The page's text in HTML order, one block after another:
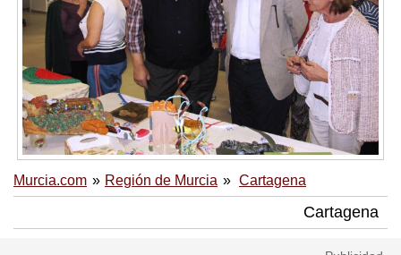
Murcia.com Región de Murcia Cartagena
Cartagena